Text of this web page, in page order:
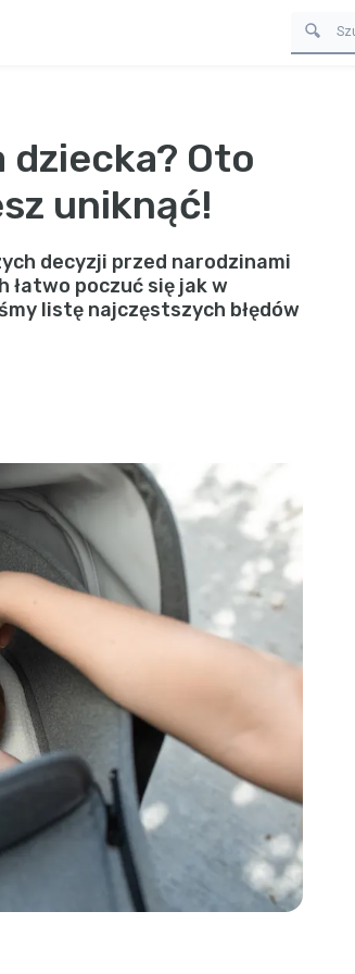
dziecka? Oto
uniknąć!
decyzji przed narodzinami
łatwo poczuć się jak w
listę najczęstszych błędów